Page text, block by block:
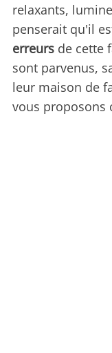
relaxants,
penserait qu'il
erreurs de cette
sont parvenus,
leur maison de
vous proposons